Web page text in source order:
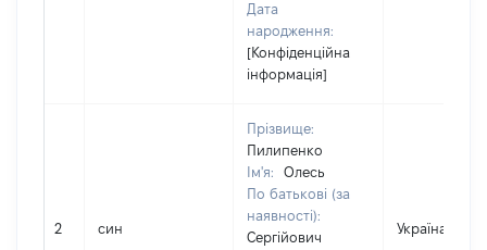
Дата
народження:
[Конфіденційна
інформація]
2 син
Прізвище:
Пилипенко
Ім'я:
Олесь
По батькові (за
наявності):
Сергійович
Україна